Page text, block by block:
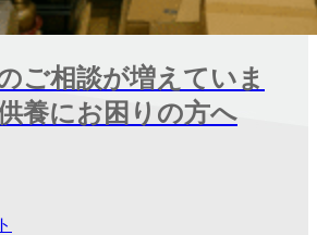
ご相談が増えていま
養にお困りの方へ